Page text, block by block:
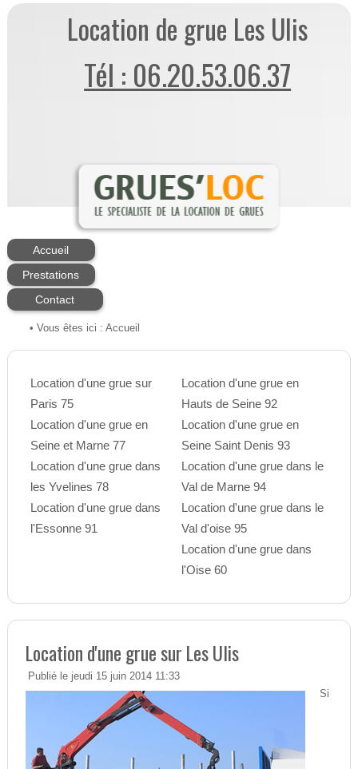
Location de grue Les Ulis
Tél : 06.20.53.06.37
Accueil
Prestations
Contact
• Vous êtes ici : Accueil
Location d'une grue sur
Paris 75
Location d'une grue en
Seine et Marne 77
Location d'une grue dans
les Yvelines 78
Location d'une grue dans
l'Essonne 91
Location d'une grue en
Hauts de Seine 92
Location d'une grue en
Seine Saint Denis 93
Location d'une grue dans le
Val de Marne 94
Location d'une grue dans le
Val d'oise 95
Location d'une grue dans
l'Oise 60
Location d'une grue sur Les Ulis
Publié le jeudi 15 juin 2014 11:33
Si